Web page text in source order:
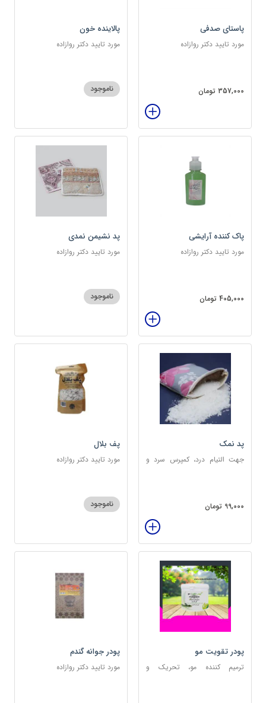
پاستای صدفی
مورد تایید دکتر روازاده
357,000 تومان
پالاینده خون
مورد تایید دکتر روازاده
ناموجود
پاک کننده آرایشی
مورد تایید دکتر روازاده
405,000 تومان
پد نشیمن نمدی
مورد تایید دکتر روازاده
ناموجود
پد نمک
جهت التیام درد، کمپرس سرد و
99,000 تومان
پف بلال
مورد تایید دکتر روازاده
ناموجود
پودر تقویت مو
ترمیم کننده مو، تحریک و
پودر جوانه گندم
مورد تایید دکتر روازاده